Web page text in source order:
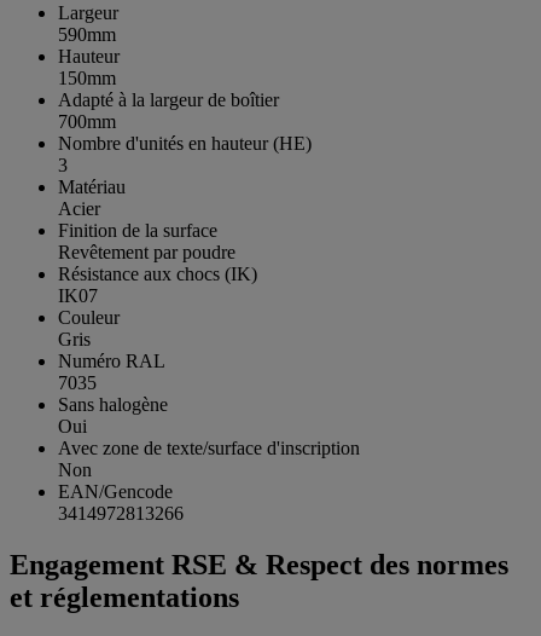
Largeur
590mm
Hauteur
150mm
Adapté à la largeur de boîtier
700mm
Nombre d'unités en hauteur (HE)
3
Matériau
Acier
Finition de la surface
Revêtement par poudre
Résistance aux chocs (IK)
IK07
Couleur
Gris
Numéro RAL
7035
Sans halogène
Oui
Avec zone de texte/surface d'inscription
Non
EAN/Gencode
3414972813266
Engagement RSE & Respect des normes
et réglementations